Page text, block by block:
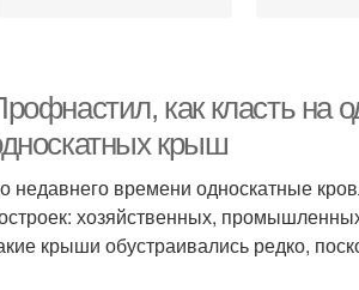
как класть на
крыш
недавнего времени односкатные
хозяйственных,
крыши обустраивались редко,